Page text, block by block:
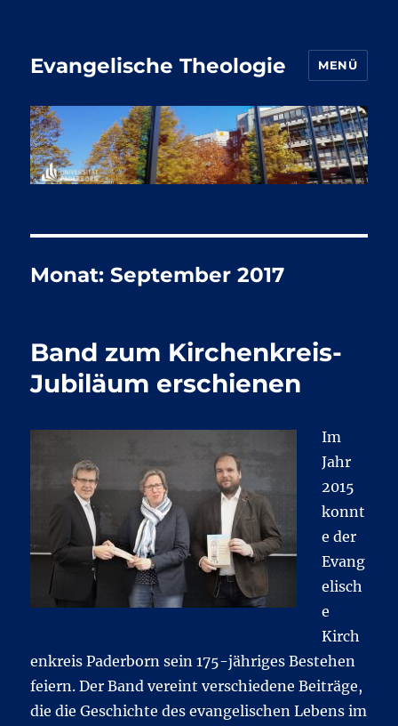
Evangelische Theologie MENÜ
Monat:September 2017
Band zum Kirchenkreis-
Jubiläum erschienen
Im
Jahr
2015
konnt
e der
Evang
elisch
e
Kirch
enkreis Paderborn sein 175-jähriges Bestehen
feiern. Der Band vereint verschiedene Beiträge,
die die Geschichte des evangelischen Lebens im